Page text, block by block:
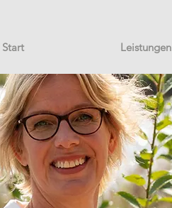
Start Leistungen